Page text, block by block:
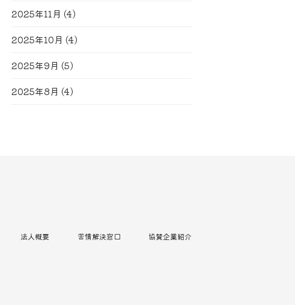
2025年11月 (4)
2025年10月 (4)
2025年9月 (5)
2025年8月 (4)
法人概要 苦情解決窓口 協賛企業紹介